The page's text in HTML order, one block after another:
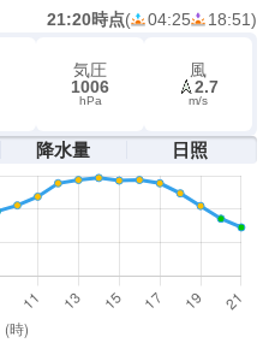
21:20時点( 04:25 18:51)
気圧
1006
hPa
風
2.7
m/s
降水量 日照